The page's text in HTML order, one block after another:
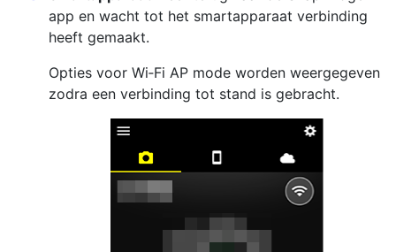
app en wacht tot het smartapparaat verbinding
heeft gemaakt.
Opties voor Wi‑Fi AP mode worden weergegeven
zodra een verbinding tot stand is gebracht.